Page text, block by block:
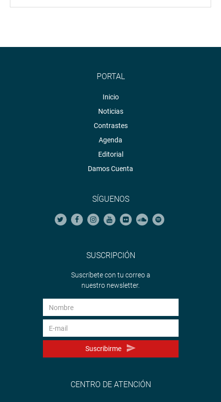
PORTAL
Inicio
Noticias
Contrastes
Agenda
Editorial
Damos Cuenta
SÍGUENOS
SUSCRIPCIÓN
Suscríbete con tu correo a
nuestro newsletter.
Suscribirme
CENTRO DE ATENCIÓN